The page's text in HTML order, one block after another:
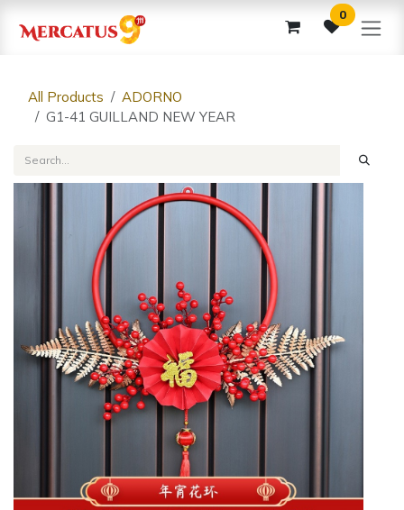
0
All Products
ADORNO
G1-41 GUILLAND NEW YEAR